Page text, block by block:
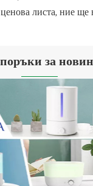
листа, ние
за